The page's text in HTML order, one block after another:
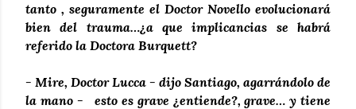
tanto , seguramente el Doctor Novello evolucionará
bien del trauma…¿a que implicancias se habrá
referido la Doctora Burquett?
- Mire, Doctor Lucca - dijo Santiago, agarrándolo de
la mano - esto es grave ¿entiende?, grave… y tiene